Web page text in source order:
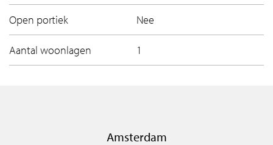
Open portiek Nee
Aantal woonlagen 1
Amsterdam